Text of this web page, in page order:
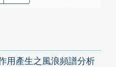
用產生之風浪頻譜分析